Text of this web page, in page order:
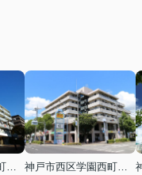
神戸市西区学園西町７丁目
神戸市西区学園西町４丁目